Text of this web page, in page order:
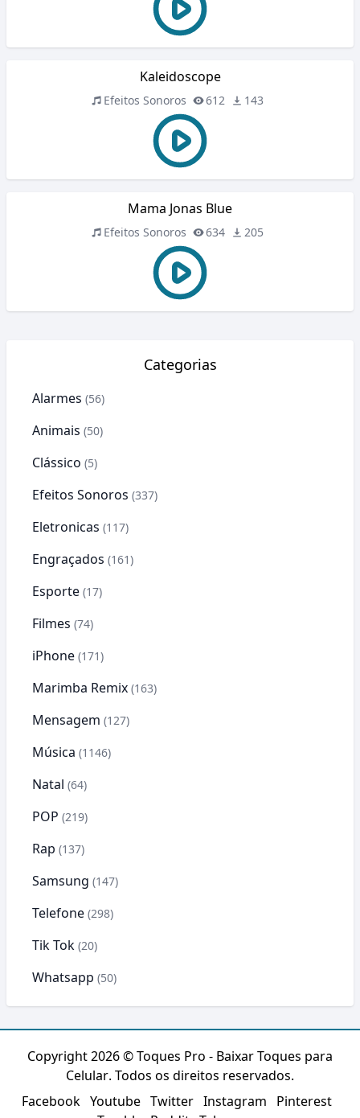
Kaleidoscope
Efeitos Sonoros 612 143
Mama Jonas Blue
Efeitos Sonoros 634 205
Categorias
Alarmes (56)
Animais (50)
Clássico (5)
Efeitos Sonoros (337)
Eletronicas (117)
Engraçados (161)
Esporte (17)
Filmes (74)
iPhone (171)
Marimba Remix (163)
Mensagem (127)
Música (1146)
Natal (64)
POP (219)
Rap (137)
Samsung (147)
Telefone (298)
Tik Tok (20)
Whatsapp (50)
Copyright 2026 ©Toques Pro - Baixar Toques para
Celular. Todos os direitos reservados.
Facebook Youtube Twitter Instagram
Pinterest